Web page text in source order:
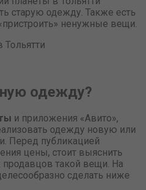
старую одежду. Также есть
ненужные вещи.
одежду?
и приложения «Авито»,
одежду новую или
Перед публикацией
цены, стоит выяснить
такой вещи. На
сделать ниже